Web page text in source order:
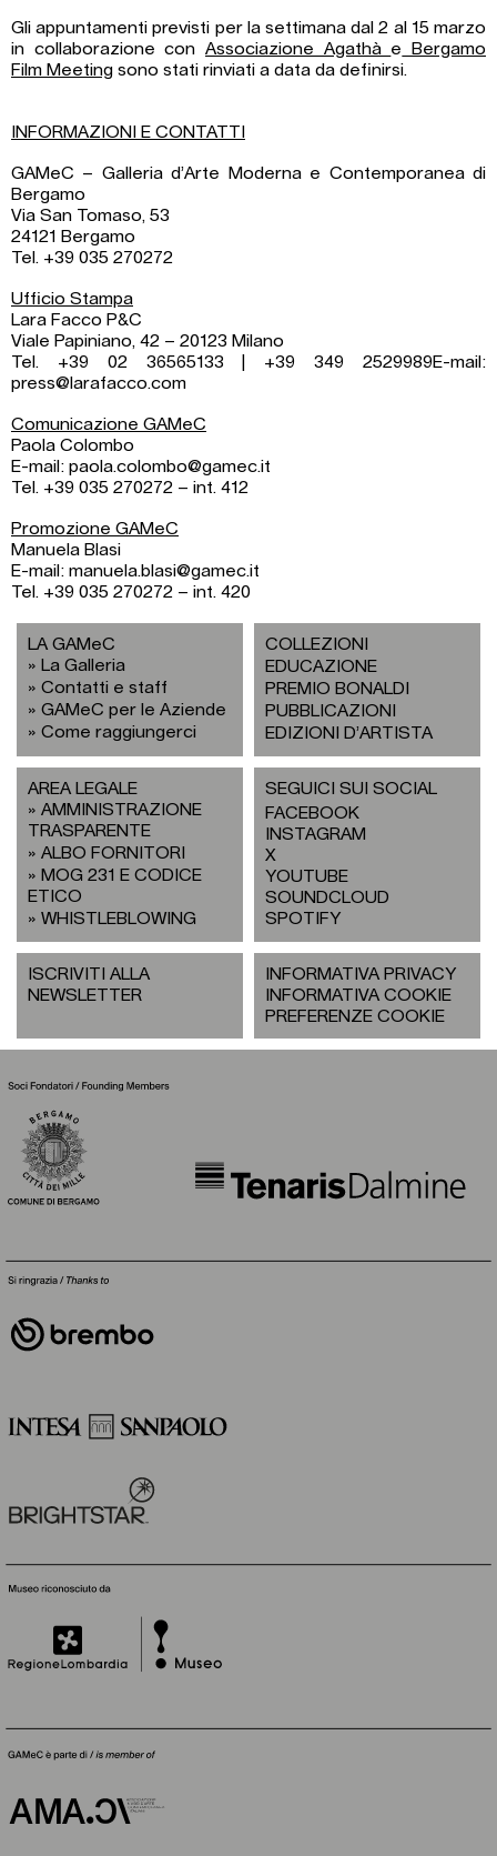
Gli appuntamenti previsti per la settimana dal 2 al 15 marzo
in collaborazione con Associazione Agathà e Bergamo
Film Meeting sono stati rinviati a data da definirsi.
INFORMAZIONI E CONTATTI
GAMeC – Galleria d’Arte Moderna e Contemporanea di
Bergamo
Via San Tomaso, 53
24121 Bergamo
Tel. +39 035 270272
Ufficio Stampa
Lara Facco P&C
Viale Papiniano, 42 – 20123 Milano
Tel. +39 02 36565133 | +39 349 2529989E-mail:
press@larafacco.com
Comunicazione GAMeC
Paola Colombo
E-mail: paola.colombo@gamec.it
Tel. +39 035 270272 – int. 412
Promozione GAMeC
Manuela Blasi
E-mail: manuela.blasi@gamec.it
Tel. +39 035 270272 – int. 420
LA GAMeC
La Galleria
Contatti e staff
GAMeC per le Aziende
Come raggiungerci
COLLEZIONI
EDUCAZIONE
PREMIO BONALDI
PUBBLICAZIONI
EDIZIONI D’ARTISTA
AREA LEGALE
AMMINISTRAZIONE
TRASPARENTE
ALBO FORNITORI
MOG 231 E CODICE
ETICO
WHISTLEBLOWING
SEGUICI SUI SOCIAL
FACEBOOK
INSTAGRAM
X
YOUTUBE
SOUNDCLOUD
SPOTIFY
ISCRIVITI ALLA
NEWSLETTER
INFORMATIVA PRIVACY
INFORMATIVA COOKIE
PREFERENZE COOKIE